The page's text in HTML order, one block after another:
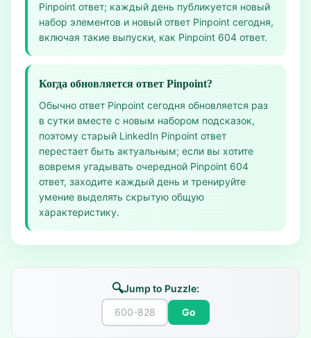
Pinpoint ответ; каждый день публикуется новый
набор элементов и новый ответ Pinpoint сегодня,
включая такие выпуски, как Pinpoint 604 ответ.
Когда обновляется ответ Pinpoint?
Обычно ответ Pinpoint сегодня обновляется раз
в сутки вместе с новым набором подсказок,
поэтому старый LinkedIn Pinpoint ответ
перестает быть актуальным; если вы хотите
вовремя угадывать очередной Pinpoint 604
ответ, заходите каждый день и тренируйте
умение выделять скрытую общую
характеристику.
🔍Jump to Puzzle:
Go